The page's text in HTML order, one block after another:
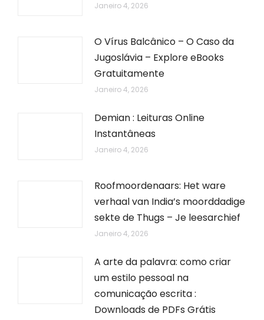
Janeiro 4, 2026
O Vírus Balcânico – O Caso da
Jugoslávia – Explore eBooks
Gratuitamente
Janeiro 4, 2026
Demian : Leituras Online
Instantâneas
Janeiro 4, 2026
Roofmoordenaars: Het ware
verhaal van India’s moorddadige
sekte de Thugs – Je leesarchief
Janeiro 4, 2026
A arte da palavra: como criar
um estilo pessoal na
comunicação escrita :
Downloads de PDFs Grátis